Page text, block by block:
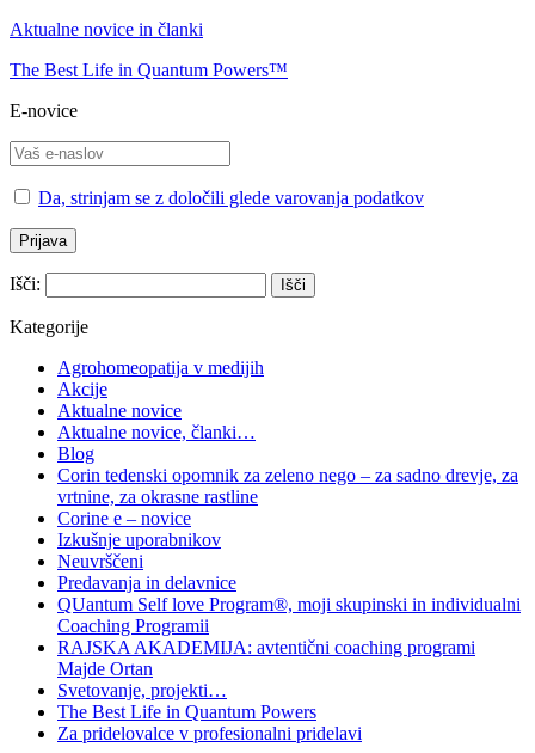
Aktualne novice in članki
The Best Life in Quantum Powers™
E-novice
Da, strinjam se z določili glede varovanja podatkov
Išči:
Kategorije
Agrohomeopatija v medijih
Akcije
Aktualne novice
Aktualne novice, članki…
Blog
Corin tedenski opomnik za zeleno nego – za sadno drevje, za
vrtnine, za okrasne rastline
Corine e – novice
Izkušnje uporabnikov
Neuvrščeni
Predavanja in delavnice
QUantum Self love Program®, moji skupinski in individualni
Coaching Programii
RAJSKA AKADEMIJA: avtentični coaching programi
Majde Ortan
Svetovanje, projekti…
The Best Life in Quantum Powers
Za pridelovalce v profesionalni pridelavi